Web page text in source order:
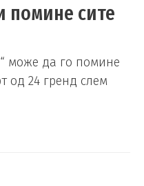
помине сите
може да го помине
од 24 гренд слем